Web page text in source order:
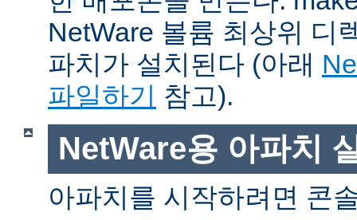
NetWare 볼륨 최상위 디
파치가 설치된다 (아래
파일하기
참고).
NetWare용 아파치
아파치를 시작하려면 콘